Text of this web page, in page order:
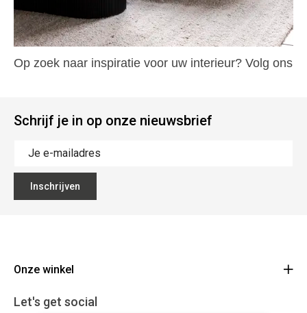
Op zoek naar inspiratie voor uw interieur? Volg ons
Schrijf je in op onze nieuwsbrief
Inschrijven
Onze winkel
Buysse
Let's get social